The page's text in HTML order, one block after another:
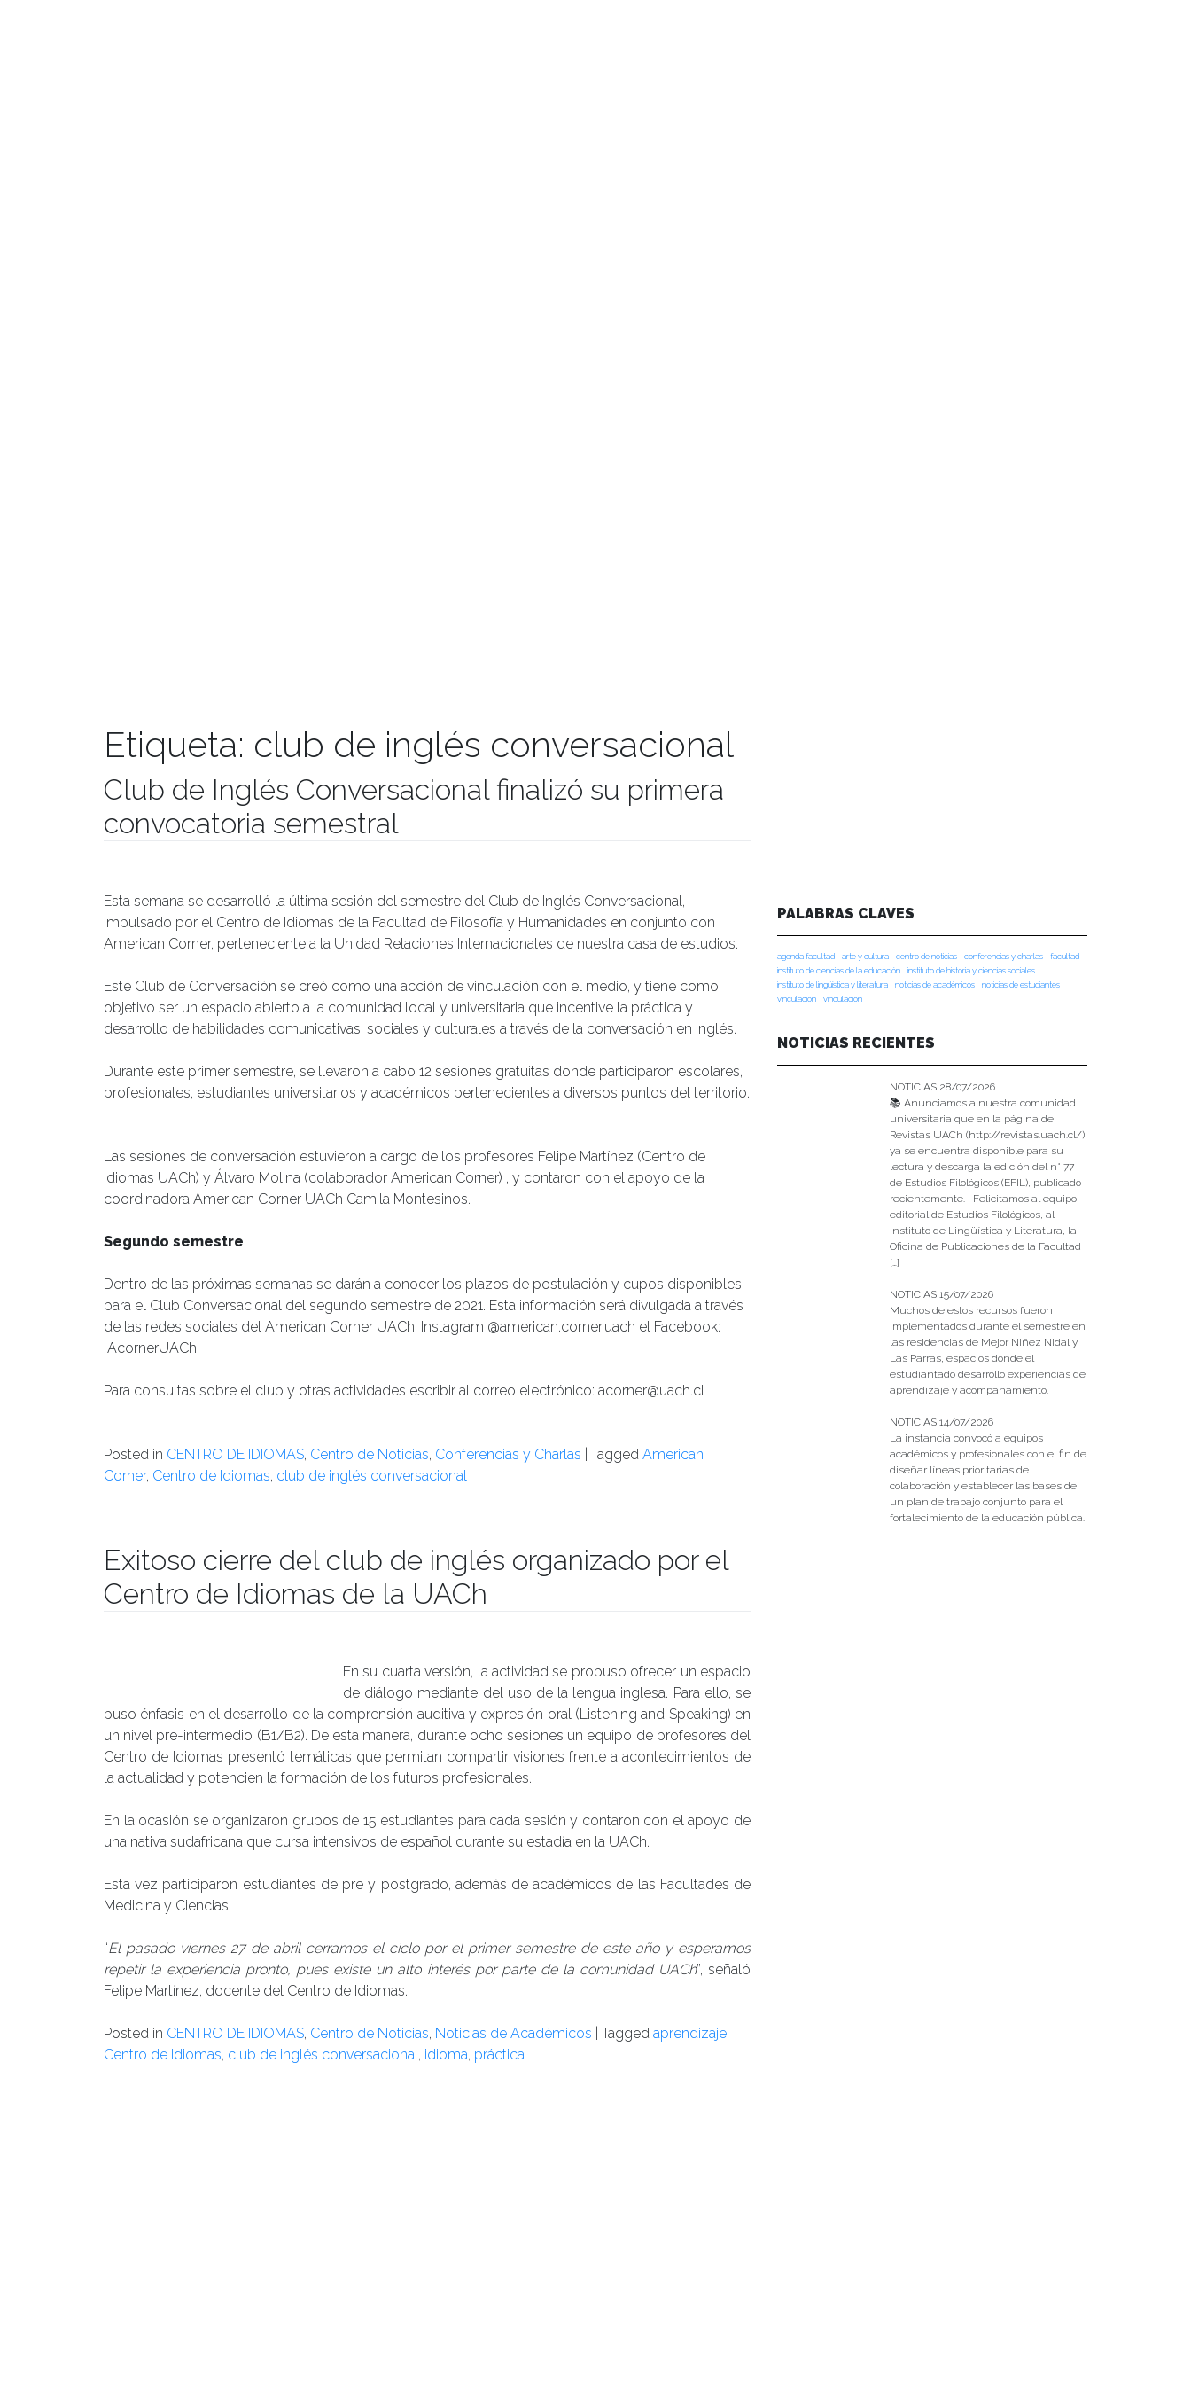
Etiqueta: club de inglés conversacional
Club de Inglés Conversacional finalizó su primera
convocatoria semestral
Esta semana se desarrolló la última sesión del semestre del Club de Inglés Conversacional,
impulsado por el Centro de Idiomas de la Facultad de Filosofía y Humanidades en conjunto con
American Corner, perteneciente a la Unidad Relaciones Internacionales de nuestra casa de estudios.
Este Club de Conversación se creó como una acción de vinculación con el medio, y tiene como
objetivo ser un espacio abierto a la comunidad local y universitaria que incentive la práctica y
desarrollo de habilidades comunicativas, sociales y culturales a través de la conversación en inglés.
Durante este primer semestre, se llevaron a cabo 12 sesiones gratuitas donde participaron escolares,
profesionales, estudiantes universitarios y académicos pertenecientes a diversos puntos del territorio.
Las sesiones de conversación estuvieron a cargo de los profesores Felipe Martínez (Centro de
Idiomas UACh) y Álvaro Molina (colaborador American Corner) , y contaron con el apoyo de la
coordinadora American Corner UACh Camila Montesinos.
Segundo semestre
Dentro de las próximas semanas se darán a conocer los plazos de postulación y cupos disponibles
para el Club Conversacional del segundo semestre de 2021. Esta información será divulgada a través
de las redes sociales del American Corner UACh, Instagram @american.corner.uach el Facebook:
AcornerUACh
Para consultas sobre el club y otras actividades escribir al correo electrónico: acorner@uach.cl
Posted in CENTRO DE IDIOMAS, Centro de Noticias, Conferencias y Charlas Tagged American
Corner, Centro de Idiomas, club de inglés conversacional
Exitoso cierre del club de inglés organizado por el
Centro de Idiomas de la UACh
En su cuarta versión, la actividad se propuso ofrecer un espacio
de diálogo mediante del uso de la lengua inglesa. Para ello, se
puso énfasis en el desarrollo de la comprensión auditiva y expresión oral (Listening and Speaking) en
un nivel pre-intermedio (B1/B2). De esta manera, durante ocho sesiones un equipo de profesores del
Centro de Idiomas presentó temáticas que permitan compartir visiones frente a acontecimientos de
la actualidad y potencien la formación de los futuros profesionales.
En la ocasión se organizaron grupos de 15 estudiantes para cada sesión y contaron con el apoyo de
una nativa sudafricana que cursa intensivos de español durante su estadía en la UACh.
Esta vez participaron estudiantes de pre y postgrado, además de académicos de las Facultades de
Medicina y Ciencias.
“El pasado viernes 27 de abril cerramos el ciclo por el primer semestre de este año y esperamos
repetir la experiencia pronto, pues existe un alto interés por parte de la comunidad UACh”, señaló
Felipe Martínez, docente del Centro de Idiomas.
Posted in CENTRO DE IDIOMAS, Centro de Noticias, Noticias de Académicos Tagged aprendizaje,
Centro de Idiomas, club de inglés conversacional, idioma, práctica
PALABRAS CLAVES
agenda facultad arte y cultura centro de noticias conferencias y charlas
facultad
instituto de ciencias de la educación
instituto de historia y ciencias sociales
instituto de lingüística y literatura
noticias de académicos
noticias de estudiantes
vinculacion
vinculación
NOTICIAS RECIENTES
NOTICIAS 28/07/2026
📚 Anunciamos a nuestra comunidad
universitaria que en la página de
Revistas UACh (http://revistas.uach.cl/),
ya se encuentra disponible para su
lectura y descarga la edición del n° 77
de Estudios Filológicos (EFIL), publicado
recientemente. Felicitamos al equipo
editorial de Estudios Filológicos, al
Instituto de Lingüística y Literatura, la
Oficina de Publicaciones de la Facultad
[…]
NOTICIAS 15/07/2026
Muchos de estos recursos fueron
implementados durante el semestre en
las residencias de Mejor Niñez Nidal y
Las Parras, espacios donde el
estudiantado desarrolló experiencias de
aprendizaje y acompañamiento.
NOTICIAS 14/07/2026
La instancia convocó a equipos
académicos y profesionales con el fin de
diseñar líneas prioritarias de
colaboración y establecer las bases de
un plan de trabajo conjunto para el
fortalecimiento de la educación pública.